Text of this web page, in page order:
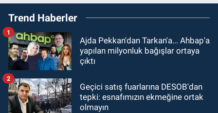
Trend Haberler
Ajda Pekkan'dan Tarkan'a... Ahbap'a
yapılan milyonluk bağışlar ortaya
çıktı
1
Geçici satış fuarlarına DESOB'dan
tepki: esnafımızın ekmeğine ortak
olmayın
2